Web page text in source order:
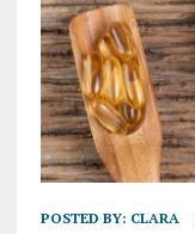
POSTED BY: CLARA